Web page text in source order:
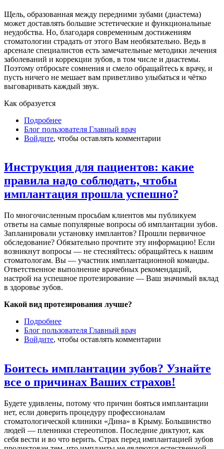
Щель, образованная между передними зубами (диастема)
может доставлять большие эстетические и функциональные
неудобства. Но, благодаря современным достижениям
стоматологии страдать от этого Вам необязательно. Ведь в
арсенале специалистов есть замечательные методики лечения
заболеваний и коррекции зубов, в том числе и диастемы.
Поэтому отбросьте сомнения и смело обращайтесь к врачу, и
пусть ничего не мешает вам приветливо улыбаться и чётко
выговаривать каждый звук.
Как образуется
Подробнее
Блог пользователя Главный врач
Войдите, чтобы оставлять комментарии
Инструкция для пациентов: какие
правила надо соблюдать, чтобы
имплантация прошла успешно?
По многочисленным просьбам клиентов мы публикуем
ответы на самые популярные вопросы об имплантации зубов.
Запланировали установку имплантов? Прошли первичное
обследование? Обязательно прочтите эту информацию! Если
возникнут вопросы — не стесняйтесь: обращайтесь к нашим
стоматологам. Вы — участник имплантационной команды.
Ответственное выполнение врачебных рекомендаций,
настрой на успешное протезирование — Ваш значимый вклад
в здоровье зубов.
Какой вид протезирования лучше?
Подробнее
надо соблюдать, чтобы имплантация прошла
успешно?
Блог пользователя Главный врач
Войдите, чтобы оставлять комментарии
Боитесь имплантации зубов? Узнайте
все о причинах Ваших страхов!
Будете удивлены, потому что причин бояться имплантации
нет, если доверить процедуру профессионалам
стоматологической клиники «Дина» в Крыму. Большинство
людей — пленники стереотипов. Последние диктуют, как
себя вести и во что верить. Страх перед имплантацией зубов